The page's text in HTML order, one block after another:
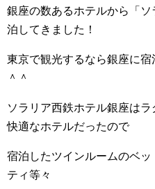
銀座の数あるホテルから「
泊してきました！
東京で観光するなら銀座に
＾＾
ソラリア西鉄ホテル銀座は
快適なホテルだったので
宿泊したツインルームのベ
ティ等々